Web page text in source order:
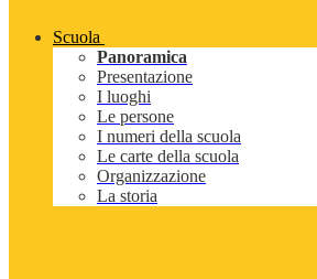
Scuola
Panoramica
Presentazione
I luoghi
Le persone
I numeri della scuola
Le carte della scuola
Organizzazione
La storia